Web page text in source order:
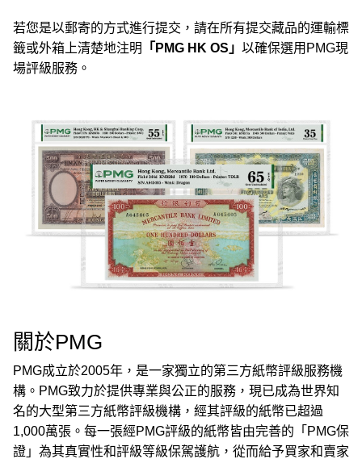
若您是以郵寄的方式進行提交，請在所有提交藏品的運輸標
籤或外箱上清楚地注明
「PMG HK OS」 以確保選用PMG現
場評級服務。
關於PMG
PMG成立於2005年，是一家獨立的第三方紙幣評級服務機
構。PMG致力於提供專業與公正的服務，現已成為世界知
名的大型第三方紙幣評級機構，經其評級的紙幣已超過
1,000萬張。每一張經PMG評級的紙幣皆由完善的「PMG保
證」為其真實性和評級等級保駕護航，從而給予買家和賣家